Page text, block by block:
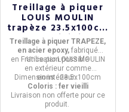
Treillage à piquer
LOUIS MOULIN
trapèze 23.5x100cm
fer vieilli
Treillage à piquer TRAPEZE,
en acier epoxy, fabriqué
en FranceparLOUIS MOULIN
Utilisation possible
en extérieurcomme
enintérieur.
Dimensions :23.5x100cm
Coloris : fer vieilli
Livraison non offerte pour ce
produit.